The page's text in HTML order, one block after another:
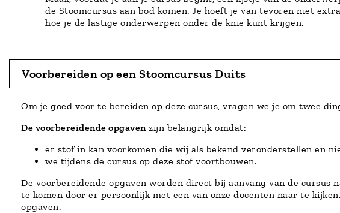
de Stoomcursus aan bod komen. Je hoeft je van tevoren niet
hoe je de lastige onderwerpen onder de knie kunt krijgen.
Voorbereiden op een Stoomcursus Duits
Om je goed voor te bereiden op deze cursus, vragen we je om twee
De voorbereidende opgavenzijn belangrijk omdat:
er stof in kan voorkomen die wij als bekend veronderstellen en
we tijdens de cursus op deze stof voortbouwen.
De voorbereidende opgaven worden direct bij aanvang van de cursus
te komen door er persoonlijk met een van onze docenten naar te
opgaven.